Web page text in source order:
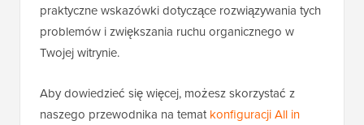
praktyczne wskazówki dotyczące rozwiązywania tych
problemów i zwiększania ruchu organicznego w
Twojej witrynie.
Aby dowiedzieć się więcej, możesz skorzystać z
naszego przewodnika na tematkonfiguracji All in